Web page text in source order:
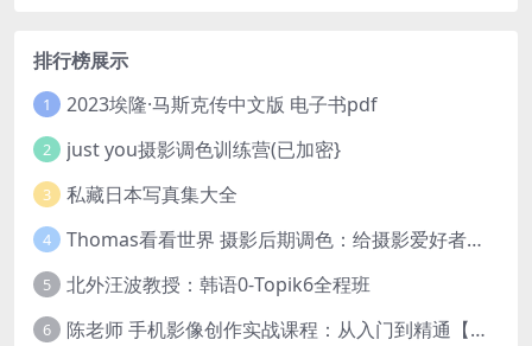
排行榜展示
1 2023埃隆·马斯克传中文版 电子书pdf
2 just you摄影调色训练营(已加密}
3 私藏日本写真集大全
4 Thomas看看世界 摄影后期调色：给摄影爱好者的色彩课 网盘下载
5 北外汪波教授：韩语0-Topik6全程班
6 陈老师 手机影像创作实战课程：从入门到精通【完结】